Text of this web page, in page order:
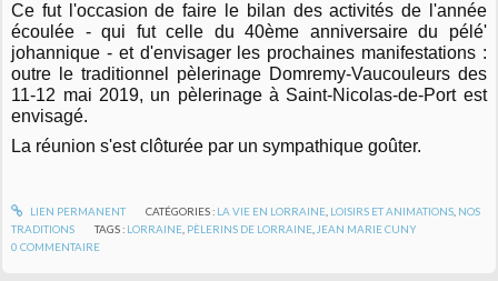
Ce fut l'occasion de faire le bilan des activités de l'année
écoulée - qui fut celle du 40ème anniversaire du pélé'
johannique - et d'envisager les prochaines manifestations :
outre le traditionnel pèlerinage Domremy-Vaucouleurs des
11-12 mai 2019, un pèlerinage à Saint-Nicolas-de-Port est
envisagé.
La réunion s'est clôturée par un sympathique goûter.
LIEN PERMANENT CATÉGORIES : LA VIE EN LORRAINE, LOISIRS ET ANIMATIONS, NOS
TRADITIONS
TAGS : LORRAINE PÈLERINS DE LORRAINE JEAN MARIE CUNY
0 COMMENTAIRE